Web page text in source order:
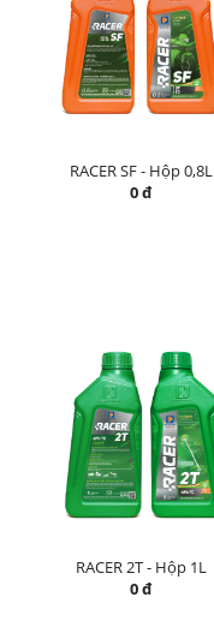
RACER SF - Hộp 0,8L
0 đ
RACER 2T - Hộp 1L
0 đ